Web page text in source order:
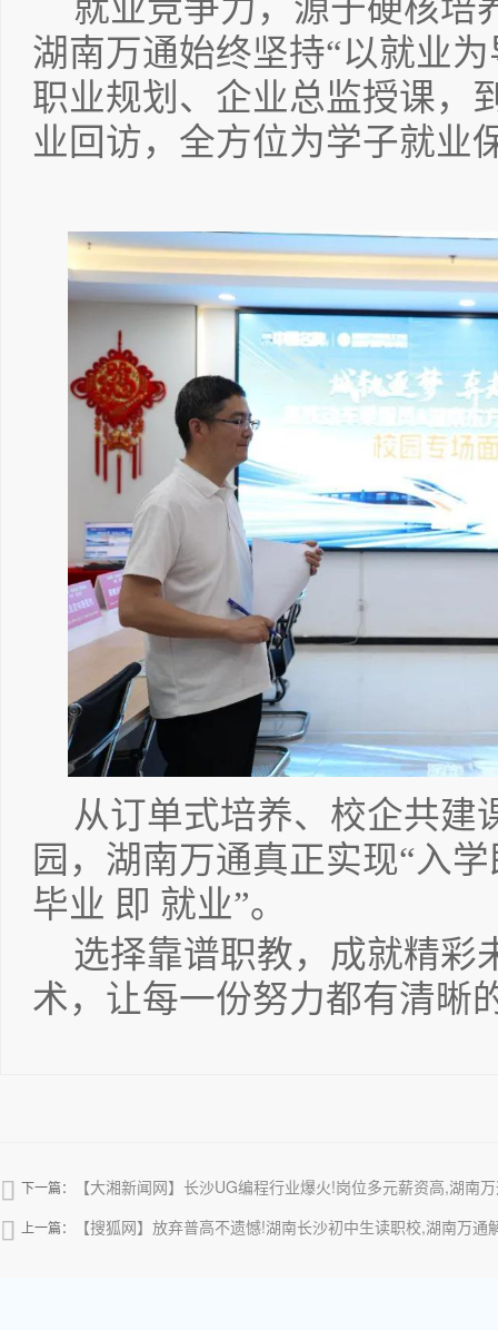
就业竞争力，源于硬核培
湖南万通始终坚持“以就业
职业规划、企业总监授课，
业回访，全方位为学子就业
从订单式培养、校企共建
园，湖南万通真正实现“入
毕业 即 就业”。
选择靠谱职教，成就精彩
术，让每一份努力都有清晰
 下一篇： 【大湘新闻网】长沙UG编程行业爆火!岗位多元薪资高,湖南
 上一篇： 【搜狐网】放弃普高不遗憾!湖南长沙初中生读职校,湖南万通